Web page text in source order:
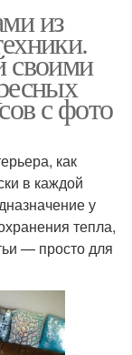
из
своими
с фото
как
в каждой
у
тепла,
— просто для